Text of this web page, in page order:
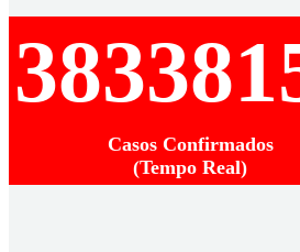
Casos Confirmados
(Tempo Real)